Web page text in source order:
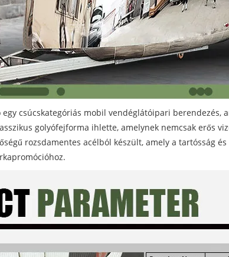
csúcskategóriás mobil vendéglátóipari berendezés,
golyófejforma ihlette, amelynek nemcsak erős
rozsdamentes acélból készült, amely a tartósság